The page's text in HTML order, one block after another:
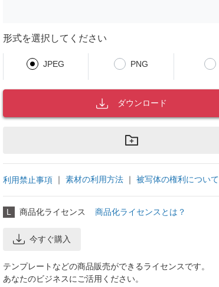
形式を選択してください
JPEG PNG
ダウンロード
利用禁止事項 ｜ 素材の利用方法 ｜ 被写体の権利について
L 商品化ライセンス 商品化ライセンスとは？
今すぐ購入
テンプレートなどの商品販売ができるライセンスです。
あなたのビジネスにご活用ください。